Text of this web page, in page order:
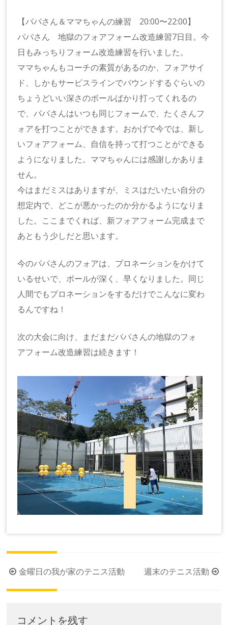
【パパさん＆ママちゃんの練習 20:00〜22:00】
パパさん 地獄のフォアフォーム改造練習7日目。今
日もみっちりフォーム改造練習を行いました。
ママちゃんもコーチの素質があるのか、フォアサイ
ド、しかもサービスラインでバウンドするぐらいの
ちょうどいい深さのボールばかり打ってくれるの
で、パパさんはいつも同じフォームで、たくさんフ
ォアを打つことができます。おかげで今では、新し
いフォアフォーム、自信を持って打つことができる
ようになりました。ママちゃんには感謝しかありま
せん。
今はまだミスはありますが、ミスはだいたい自分の
想定内で、どこが悪かったのか分かるようになりま
した。ここまでくれば、新フォアフォーム完成まで
あともう少しだと思います。
今のパパさんのフォアは、プロネーションをかけて
いるせいで、ボールが深く、早くなりました。同じ
人間でもプロネーションをするだけでこんなに変わ
るんですね！
次の大会に向け、まだまだパパさんの地獄のフォ
アフォーム改造練習は続きます！
投
稿
金曜日の我が家のテニス活動 週末のテニス活動
コメントを残す